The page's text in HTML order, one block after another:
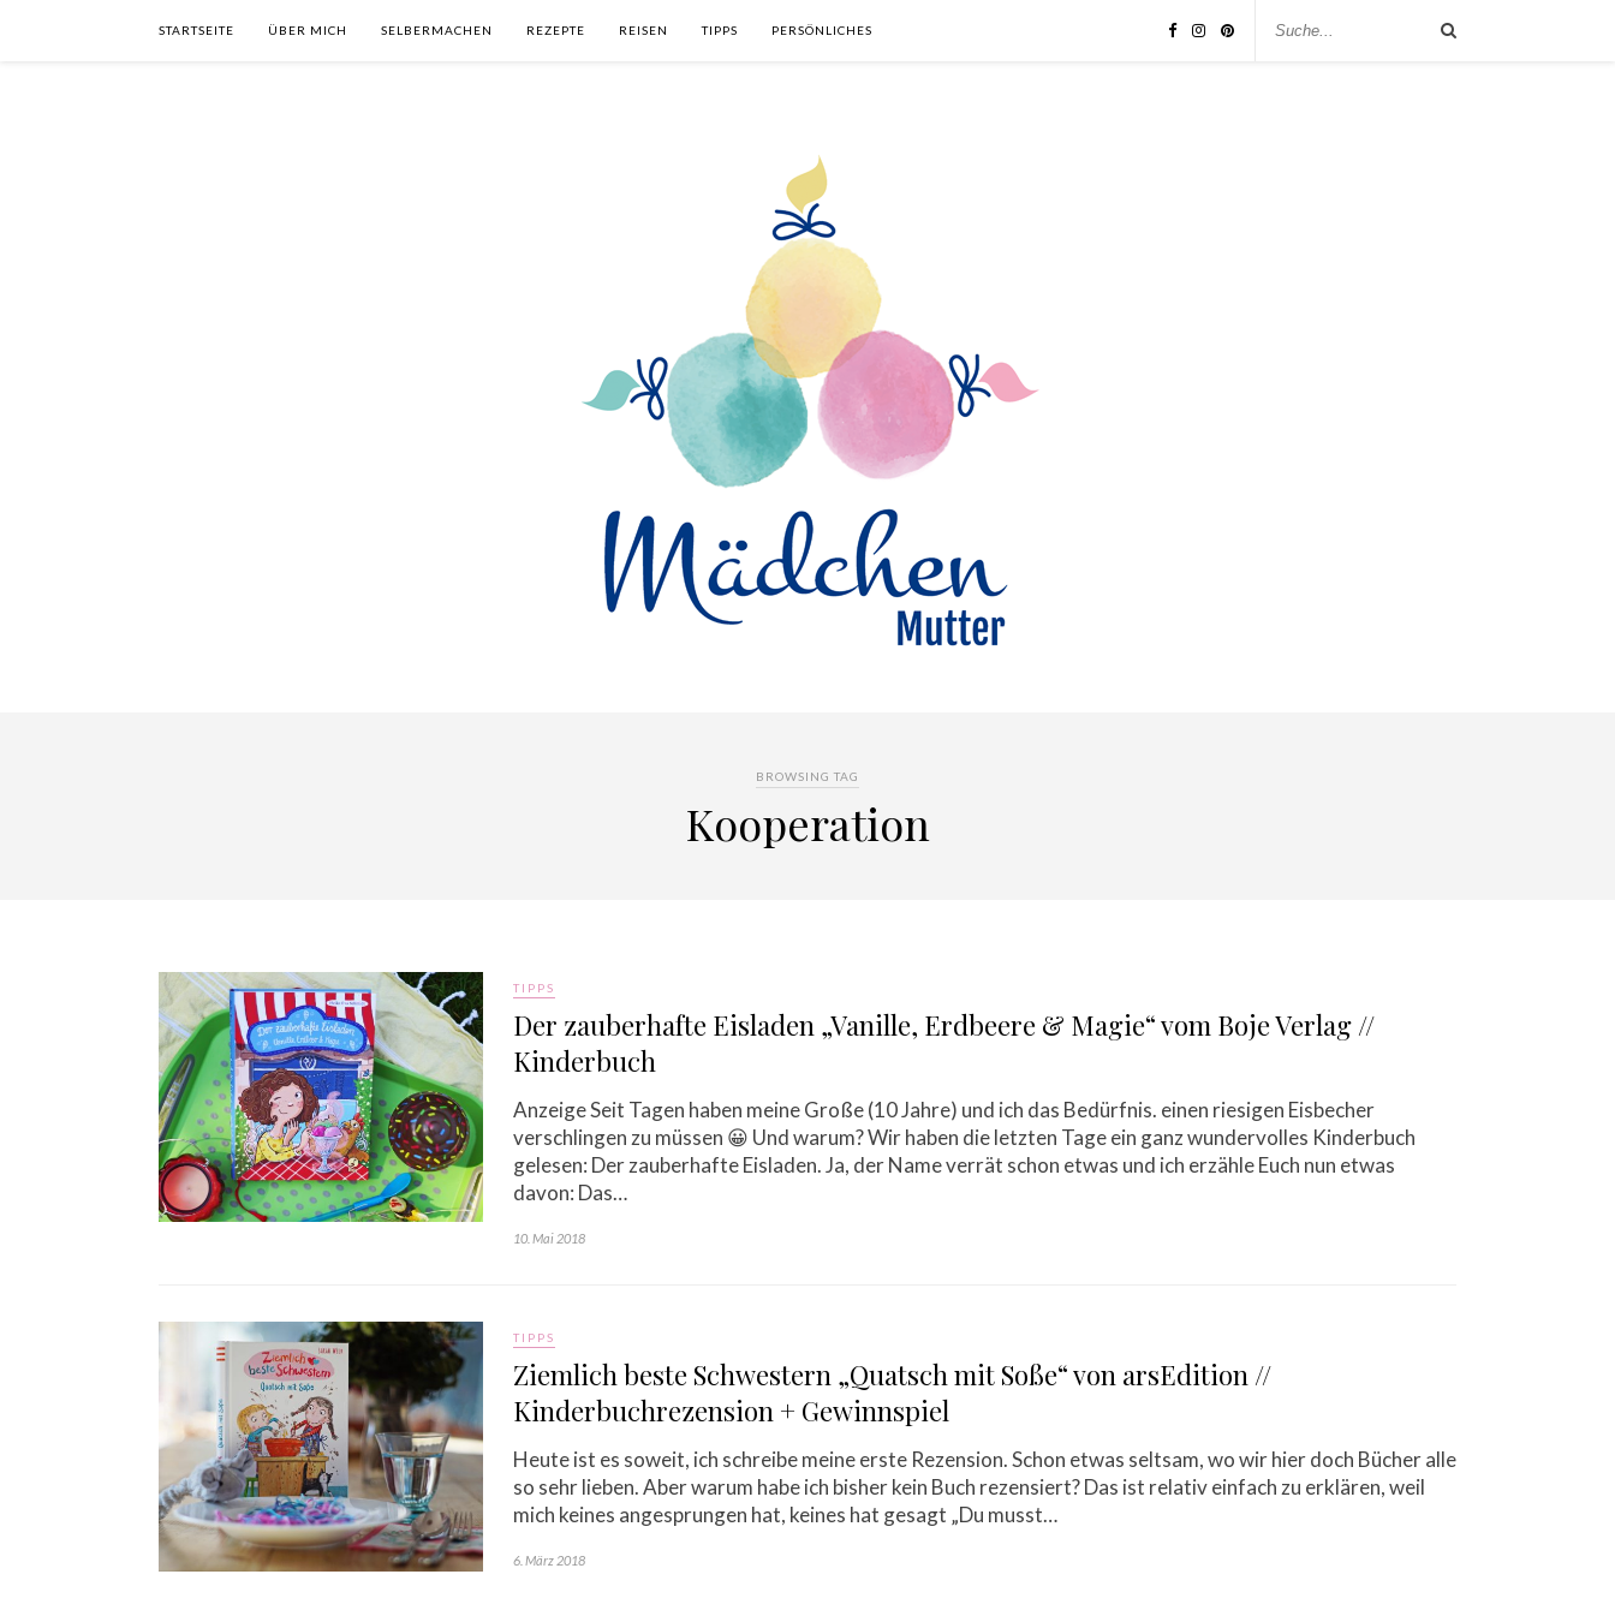
STARTSEITE ÜBER MICH SELBERMACHEN REZEPTE REISEN TIPPS PERSÖNLICHES
BROWSING TAG
Kooperation
TIPPS
Der zauberhafte Eisladen „Vanille, Erdbeere & Magie“ vom Boje Verlag //
Kinderbuch
Anzeige Seit Tagen haben meine Große (10 Jahre) und ich das Bedürfnis. einen riesigen Eisbecher
verschlingen zu müssen 😀 Und warum? Wir haben die letzten Tage ein ganz wundervolles Kinderbuch
gelesen: Der zauberhafte Eisladen. Ja, der Name verrät schon etwas und ich erzähle Euch nun etwas
davon: Das…
10. Mai 2018
TIPPS
Ziemlich beste Schwestern „Quatsch mit Soße“ von arsEdition //
Kinderbuchrezension + Gewinnspiel
Heute ist es soweit, ich schreibe meine erste Rezension. Schon etwas seltsam, wo wir hier doch Bücher alle
so sehr lieben. Aber warum habe ich bisher kein Buch rezensiert? Das ist relativ einfach zu erklären, weil
mich keines angesprungen hat, keines hat gesagt „Du musst…
6. März 2018